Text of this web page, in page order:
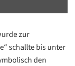
zur
schallte bis unter
den